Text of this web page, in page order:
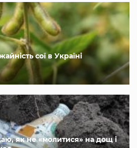
сої в Україні
як не «молитися» на дощ і